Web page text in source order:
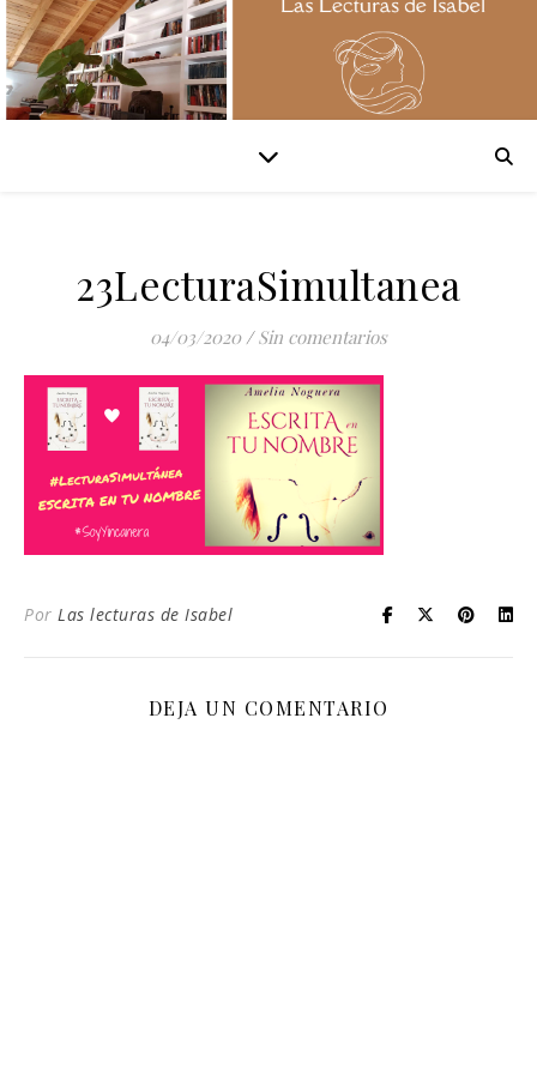
23LecturaSimultanea
04/03/2020 / Sin comentarios
Por Las lecturas de Isabel
DEJA UN COMENTARIO